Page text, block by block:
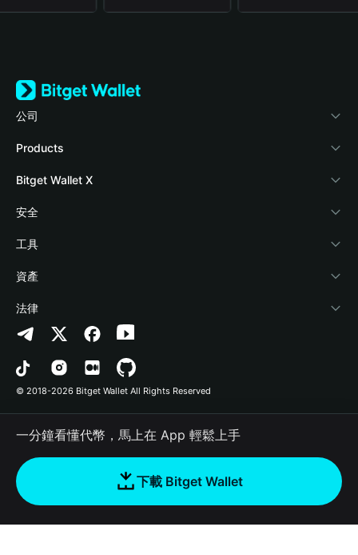
公司
關於 Bitget Wallet
部落格
學院
加密資訊
幫助中心
‌聯繫我們
品牌資源
工作機會
Products
Crypto Card
Stablecoin Earn
Payfi Crypto
Crypto Swap API
Altcoin Season Index
Prediction Markets
DApp
RWA
如何購買加密貨幣
Bitget Wallet X
開發者文件
連接錢包
Bitget Wallet Pay
合作上架
安全
風險保障基金
安全防護技術
工具
快捷買幣
授權檢測
合約檢測
批次轉帳
資產
Arbitrum
Avalanche
Bitcoin
Polygon
法律
隱私協議
用戶使用協議
© 2018-2026 Bitget Wallet All Rights Reserved
一分鐘看懂代幣，馬上在 App 輕鬆上手
下載 Bitget Wallet